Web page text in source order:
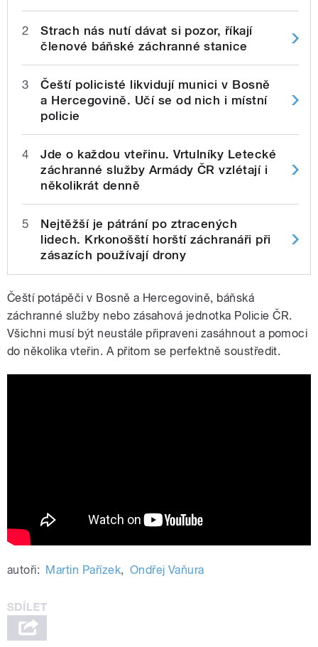
2
Strach nás nutí dávat si pozor, říkají
členové báňské záchranné stanice
3
Čeští policisté likvidují munici v Bosně
a Hercegovině. Učí se od nich i místní
policie
4
Jde o každou vteřinu. Vrtulníky Letecké
záchranné služby Armády ČR vzlétají i
několikrát denně
5
Nejtěžší je pátrání po ztracených
lidech. Krkonošští horští záchranáři při
zásazích používají drony
Čeští potápěči v Bosně a Hercegovině, báňská
záchranné služby nebo zásahová jednotka Policie ČR.
Všichni musí být neustále připraveni zasáhnout a pomoci
do několika vteřin. A přitom se perfektně soustředit.
autoři: Martin Pařízek, Ondřej Vaňura